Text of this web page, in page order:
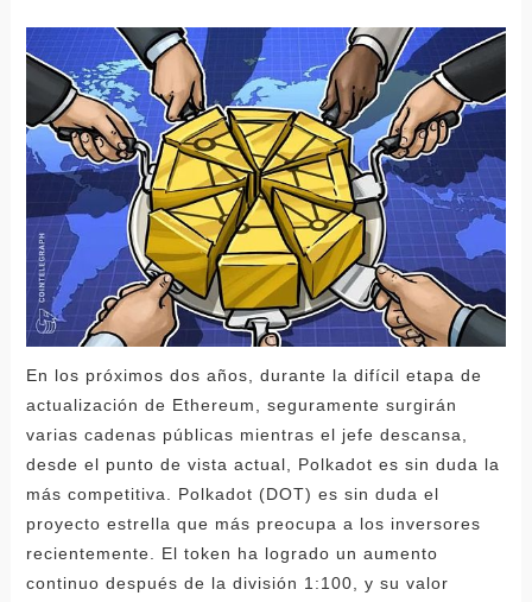
En los próximos dos años, durante la difícil etapa de
actualización de Ethereum, seguramente surgirán
varias cadenas públicas mientras el jefe descansa,
desde el punto de vista actual, Polkadot es sin duda la
más competitiva. Polkadot (DOT) es sin duda el
proyecto estrella que más preocupa a los inversores
recientemente. El token ha logrado un aumento
continuo después de la división 1:100, y su valor